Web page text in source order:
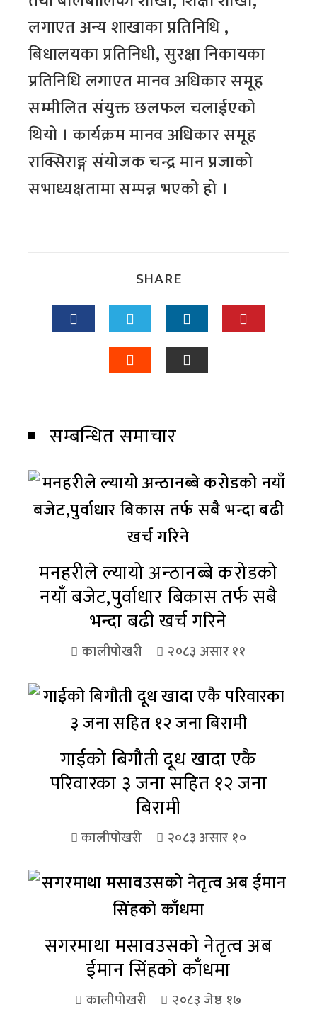
लगाएत अन्य शाखाका प्रतिनिधि ,
बिधालयका प्रतिनिधी, सुरक्षा निकायका
प्रतिनिधि लगाएत मानव अधिकार समूह
सम्मीलित संयुक्त छलफल चलाईएको
थियो । कार्यक्रम मानव अधिकार समूह
राक्सिराङ्ग संयोजक चन्द्र मान प्रजाको
सभाध्यक्षतामा सम्पन्न भएको हो ।
SHARE
सम्बन्धित समाचार
मनहरीले ल्यायो अन्ठानब्बे करोडको
नयाँ बजेट,पुर्वाधार बिकास तर्फ सबै
भन्दा बढी खर्च गरिने
कालीपोखरी २०८३ असार ११
गाईको बिगौती दूध खादा एकै
परिवारका ३ जना सहित १२ जना
बिरामी
कालीपोखरी २०८३ असार १०
सगरमाथा मसावउसको नेतृत्व अब
ईमान सिंहको काँधमा
कालीपोखरी २०८३ जेष्ठ १७